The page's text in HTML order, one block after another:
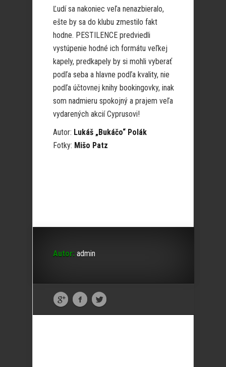
Ľudí sa nakoniec veľa nenazbieralo,
ešte by sa do klubu zmestilo fakt
hodne. PESTILENCE predviedli
vystúpenie hodné ich formátu veľkej
kapely, predkapely by si mohli vyberať
podľa seba a hlavne podľa kvality, nie
podľa účtovnej knihy bookingovky, inak
som nadmieru spokojný a prajem veľa
vydarených akcií Cyprusovi!
Autor: Lukáš „Bukáčo“ Polák
Fotky: Mišo Patz
Autor: admin